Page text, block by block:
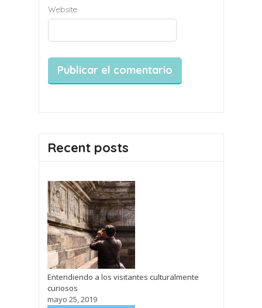
Website
Recent posts
Entendiendo a los visitantes culturalmente
curiosos
mayo 25, 2019